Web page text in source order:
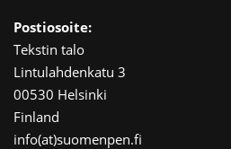
Postiosoite:
Tekstin talo
Lintulahdenkatu 3
00530 Helsinki
Finland
info(at)suomenpen.fi